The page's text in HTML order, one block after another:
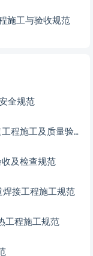
施工与验收规范
全规范
GB T51132-2015 工业有色金属管道工程施工及质量验收规范
及检查规范
焊接工程施工规范
工程施工规范